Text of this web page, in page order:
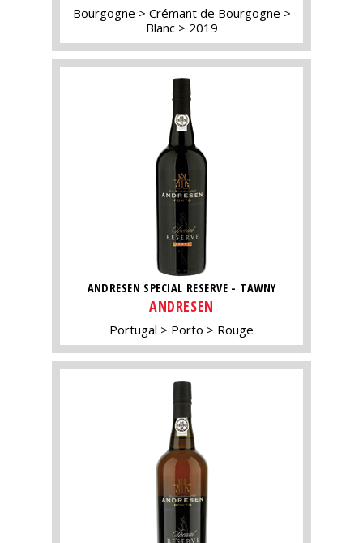
Bourgogne
Crémant de Bourgogne
Blanc
2019
ANDRESEN SPECIAL RESERVE - TAWNY
ANDRESEN
Portugal Porto Rouge